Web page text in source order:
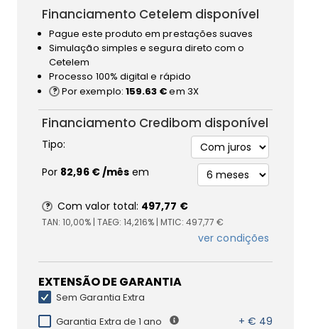
Financiamento Cetelem disponível
Pague este produto em prestações suaves
Simulação simples e segura direto com o
Cetelem
Processo 100% digital e rápido
Por exemplo: 159.63 €em 3X
Financiamento Credibom disponível
Tipo:
Por 82,96 €/mês em
Com valor total: 497,77 €
TAN:10,00%| TAEG:14,216%| MTIC:497,77 €
ver condições
EXTENSÃO DE GARANTIA
Sem Garantia Extra
Garantia Extra de 1 ano
+ € 49